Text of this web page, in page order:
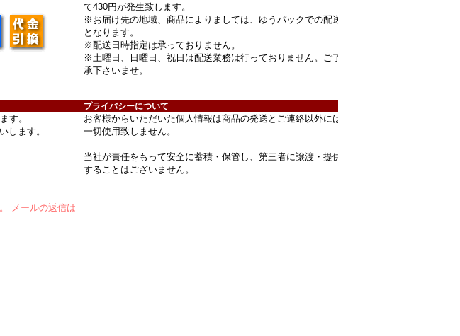
て430円が発生致します。
※お届け先の地域、商品によりましては、ゆうパックでの配送
となります。
※配送日時指定は承っておりません。
※土曜日、日曜日、祝日は配送業務は行っておりません。ご了
承下さいませ。
プライバシーについて
す。
します。
メールの返信は
お客様からいただいた個人情報は商品の発送とご連絡以外には
一切使用致しません。
当社が責任をもって安全に蓄積・保管し、第三者に譲渡・提供
することはございません。